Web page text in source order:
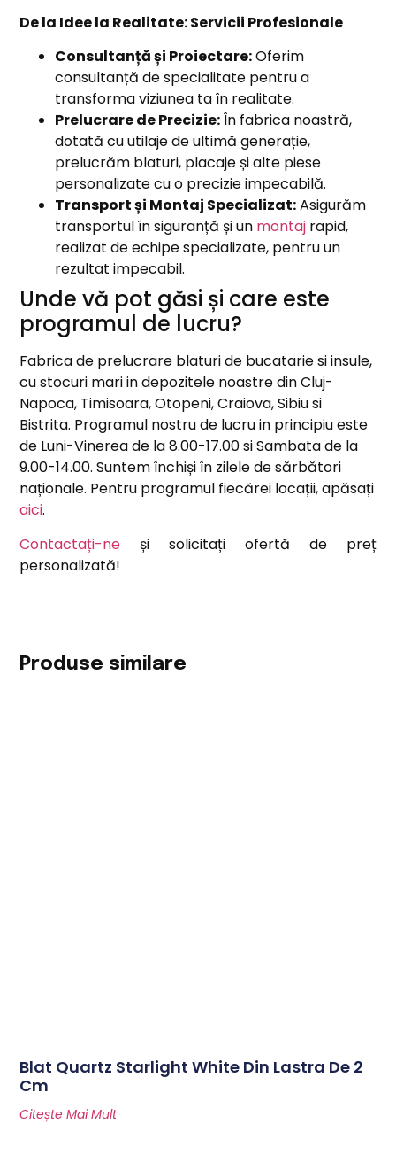
De la Idee la Realitate: Servicii Profesionale
Consultanță și Proiectare:Oferim
consultanță de specialitate pentru a
transforma viziunea ta în realitate.
Prelucrare de Precizie:În fabrica noastră,
dotată cu utilaje de ultimă generație,
prelucrăm blaturi, placaje și alte piese
personalizate cu o precizie impecabilă.
Transport și Montaj Specializat:Asigurăm
transportul în siguranță și un montaj rapid,
realizat de echipe specializate, pentru un
rezultat impecabil.
Unde vă pot găsi și care este
programul de lucru?
Fabrica de prelucrare blaturi de bucatarie si insule,
cu stocuri mari in depozitele noastre din Cluj-
Napoca, Timisoara, Otopeni, Craiova, Sibiu si
Bistrita. Programul nostru de lucru in principiu este
de Luni-Vinerea de la 8.00-17.00 si Sambata de la
9.00-14.00. Suntem închiși în zilele de sărbători
naționale. Pentru programul fiecărei locații, apăsați
aici.
Contactați-ne și solicitați ofertă de preț
personalizată!
Produse similare
Blat Quartz Starlight White Din Lastra De 2
Cm
Citește Mai Mult